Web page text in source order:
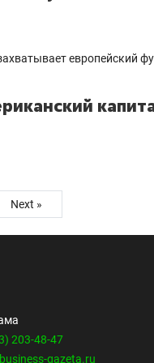
Next »
203-48-47
gazeta.ru